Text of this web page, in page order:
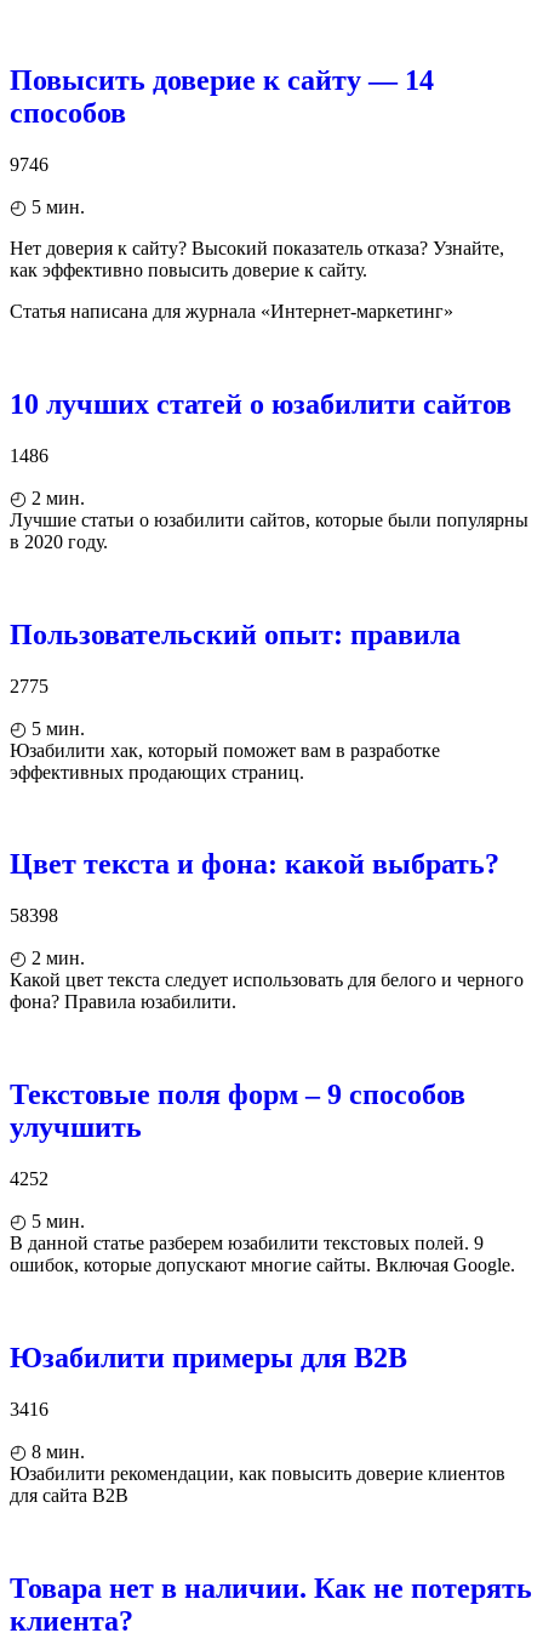
Повысить доверие к сайту — 14
способов
9746
◴ 5 мин.
Нет доверия к сайту? Высокий показатель отказа? Узнайте,
как эффективно повысить доверие к сайту.
Статья написана для журнала «Интернет-маркетинг»
10 лучших статей о юзабилити сайтов
1486
◴ 2 мин.
Лучшие статьи о юзабилити сайтов, которые были популярны
в 2020 году.
Пользовательский опыт: правила
2775
◴ 5 мин.
Юзабилити хак, который поможет вам в разработке
эффективных продающих страниц.
Цвет текста и фона: какой выбрать?
58398
◴ 2 мин.
Какой цвет текста следует использовать для белого и черного
фона? Правила юзабилити.
Текстовые поля форм – 9 способов
улучшить
4252
◴ 5 мин.
В данной статье разберем юзабилити текстовых полей. 9
ошибок, которые допускают многие сайты. Включая Google.
Юзабилити примеры для В2В
3416
◴ 8 мин.
Юзабилити рекомендации, как повысить доверие клиентов
для сайта B2B
Товара нет в наличии. Как не потерять
клиента?